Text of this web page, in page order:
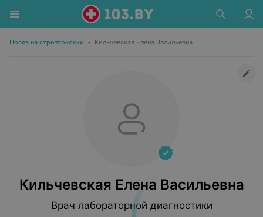
Посев на стрептококки • Кильчевская Елена Васильевна
Кильчевская Елена Васильевна
Врач лабораторной диагностики